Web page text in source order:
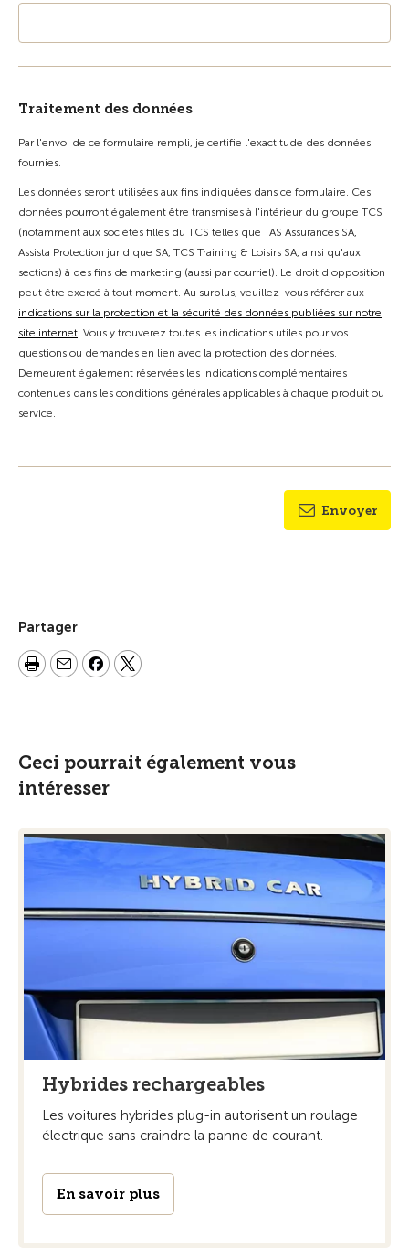
Traitement des données
Par l'envoi de ce formulaire rempli, je certifie l'exactitude des données
fournies.
Les données seront utilisées aux fins indiquées dans ce formulaire. Ces
données pourront également être transmises à l'intérieur du groupe TCS
(notamment aux sociétés filles du TCS telles que TAS Assurances SA,
Assista Protection juridique SA, TCS Training & Loisirs SA, ainsi qu'aux
sections) à des fins de marketing (aussi par courriel). Le droit d'opposition
peut être exercé à tout moment. Au surplus, veuillez-vous référer aux
indications sur la protection et la sécurité des données publiées sur notre
site internet. Vous y trouverez toutes les indications utiles pour vos
questions ou demandes en lien avec la protection des données.
Demeurent également réservées les indications complémentaires
contenues dans les conditions générales applicables à chaque produit ou
service.
Envoyer
Partager
Ceci pourrait également vous
intéresser
Hybrides rechargeables
Les voitures hybrides plug-in autorisent un roulage
électrique sans craindre la panne de courant.
En savoir plus